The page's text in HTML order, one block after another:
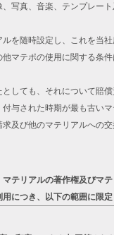
写真、音楽、テンプレー
を随時設定し、これを当社
マテポの使用に関する条
ても、それについて賠償
された時期が最も古いマ
及び他のマテリアルへの交
リアルの著作権及びマ
つき、以下の範囲に限